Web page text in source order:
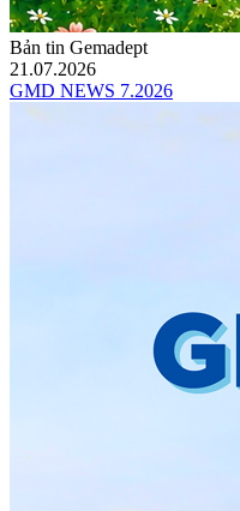
Bản tin Gemadept
21.07.2026
GMD NEWS 7.2026